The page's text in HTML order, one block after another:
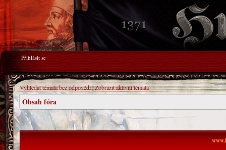
Přihlásit se
Vyhledat témata bez odpovědí|Zobrazit aktivní témata
Obsah fóra